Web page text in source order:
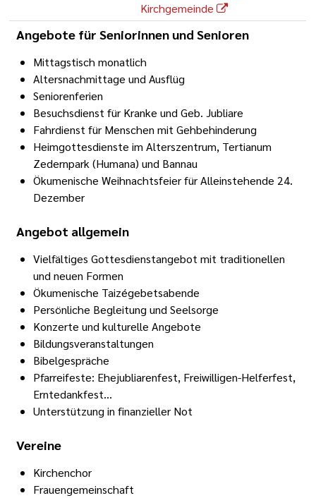
Kirchgemeinde
Angebote für Seniorinnen und Senioren
Mittagstisch monatlich
Altersnachmittage und Ausflüg
Seniorenferien
Besuchsdienst für Kranke und Geb. Jubliare
Fahrdienst für Menschen mit Gehbehinderung
Heimgottesdienste im Alterszentrum, Tertianum
Zedernpark (Humana) und Bannau
Ökumenische Weihnachtsfeier für Alleinstehende 24.
Dezember
Angebot allgemein
Vielfältiges Gottesdienstangebot mit traditionellen
und neuen Formen
Ökumenische Taizégebetsabende
Persönliche Begleitung und Seelsorge
Konzerte und kulturelle Angebote
Bildungsveranstaltungen
Bibelgespräche
Pfarreifeste: Ehejubliarenfest, Freiwilligen-Helferfest,
Erntedankfest…
Unterstützung in finanzieller Not
Vereine
Kirchenchor
Frauengemeinschaft